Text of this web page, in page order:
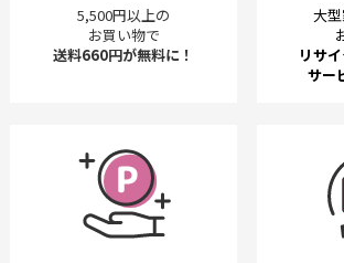
5,500円以上の
お買い物で
送料660円が無料に！
大
リサ
サー